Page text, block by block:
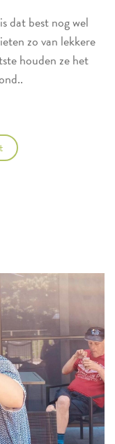
dat best nog wel
zo van lekkere
houden ze het